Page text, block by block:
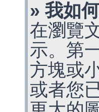
» 我如
在瀏覽
示。第
方塊或
或者您